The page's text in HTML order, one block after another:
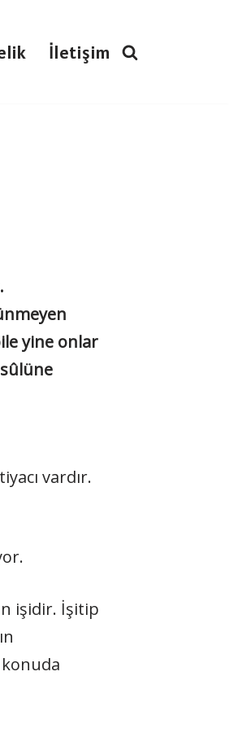
İletişim
yine onlar
vardır.
işidir. İşitip